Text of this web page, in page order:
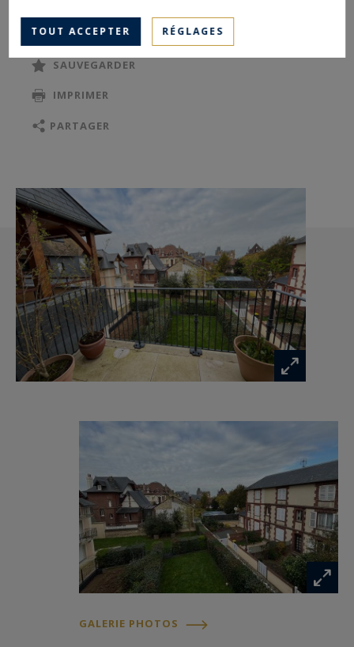
Proche toutes commodités - Excellent état
général - appartement des plus lumineux -
Les informations sur les risques auxquels ce
SAUVEGARDER
IMPRIMER
PARTAGER
GALERIE PHOTOS
TOUT ACCEPTER RÉGLAGES